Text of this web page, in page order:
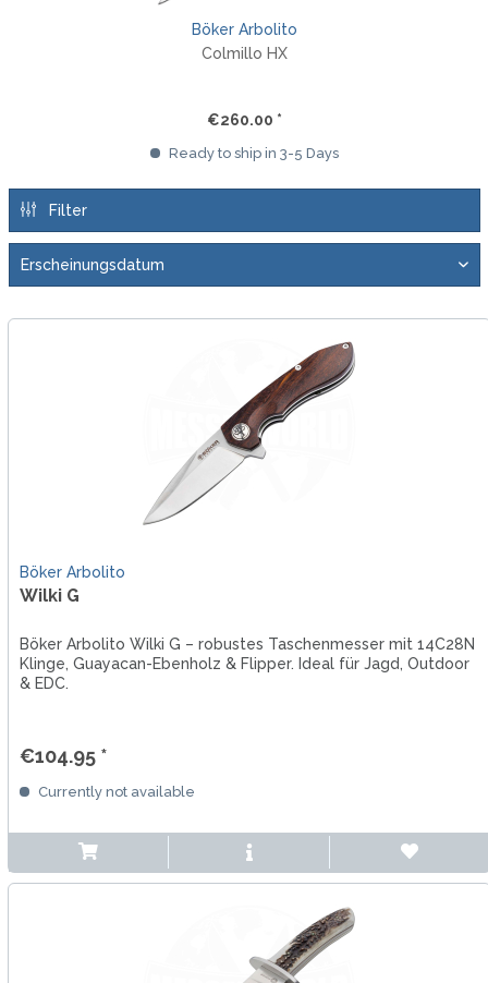
Böker Arbolito
Colmillo HX
€260.00 *
Ready to ship in 3-5 Days
Filter
Böker Arbolito
Wilki G
Böker Arbolito Wilki G – robustes Taschenmesser mit 14C28N
Klinge, Guayacan-Ebenholz & Flipper. Ideal für Jagd, Outdoor
& EDC.
€104.95 *
Currently not available